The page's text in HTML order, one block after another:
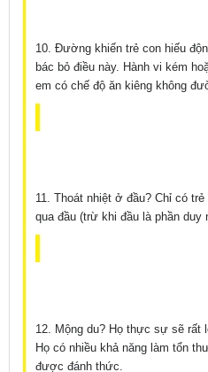
10. Đường khiến trẻ con hiếu
bác bỏ điều này. Hành vi kém
em có chế độ ăn kiêng không
11. Thoát nhiệt ở đầu? Chỉ có
qua đầu (trừ khi đầu là phần
12. Mộng du? Họ thực sự sẽ rất
Họ có nhiều khả năng làm tổn
được đánh thức.